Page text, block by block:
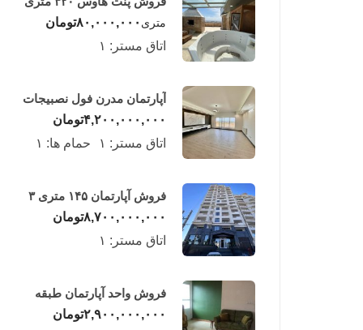
لوکس در طبقه چهاردهم
فریدونکنار
متری ۸۰,۰۰۰,۰۰۰تومان
اتاق مستر: ۱
آپارتمان مدرن فول نصبیجات
ساحلی/فریدونکنار
۴,۲۰۰,۰۰۰,۰۰۰تومان
اتاق مستر: ۱ حمام ها: ۱
فروش آپارتمان ۱۴۵ متری ۳
خوابه در فریدونکنار
۸,۷۰۰,۰۰۰,۰۰۰تومان
اتاق مستر: ۱
فروش واحد آپارتمان طبقه
چهارم در فریدونکنار
۲,۹۰۰,۰۰۰,۰۰۰تومان